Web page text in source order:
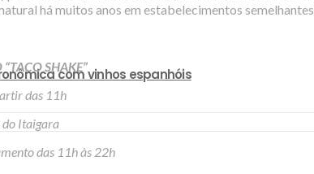
com vinhos espanhóis
há muitos anos em estabelecimentos
SHAKE”
das 11h
do Itaigara
das 11h às 22h